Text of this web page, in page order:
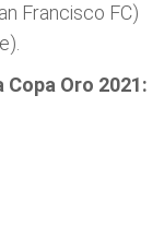
Francisco FC)
Oro 2021: